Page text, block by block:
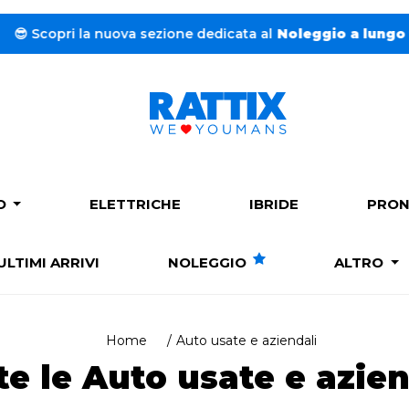
dedicata al Noleggio a lungo termine. ➔ Clicca e
ELETTRICHE IBRIDE
ARRIVI NOLEGGIO ALTRO
Home Auto usate e aziendali
le Auto usate e